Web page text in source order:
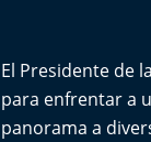
El Presidente de
para enfrentar a
panorama a